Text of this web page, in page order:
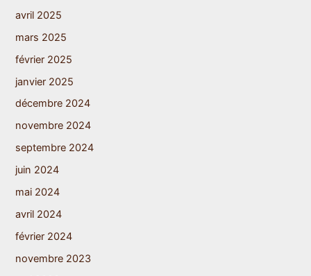
avril 2025
mars 2025
février 2025
janvier 2025
décembre 2024
novembre 2024
septembre 2024
juin 2024
mai 2024
avril 2024
février 2024
novembre 2023